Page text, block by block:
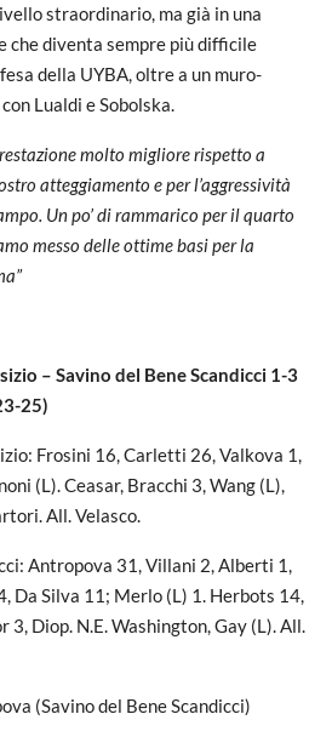
straordinario, ma già in una
che diventa sempre più difficile
della UYBA, oltre a un muro-
Lualdi e Sobolska.
molto migliore rispetto a
atteggiamento e per l’aggressività
Un po’ di rammarico per il quarto
messo delle ottime basi per la
– Savino del Bene Scandicci 1-3
25)
Frosini 16, Carletti 26, Valkova 1,
(L). Ceasar, Bracchi 3, Wang (L),
All. Velasco.
Antropova 31, Villani 2, Alberti 1,
Da Silva 11; Merlo (L) 1. Herbots 14,
3, Diop. N.E. Washington, Gay (L). All.
(Savino del Bene Scandicci)